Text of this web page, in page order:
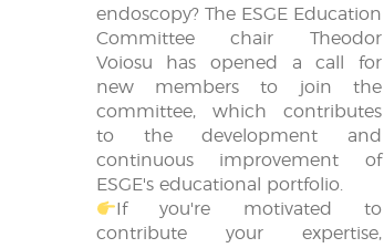
endoscopy? The ESGE Education
Committee chair Theodor
Voiosu has opened a call for
new members to join the
committee, which contributes
to the development and
continuous improvement of
ESGE's educational portfolio.
If you're motivated to
contribute your expertise,